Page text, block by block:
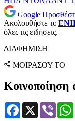
Google
Ακολουθήστε το
όλες τις ειδήσεις.
ΔΙΑΦΗΜΙΣΗ
ΜΟΙΡΑΣΟΥ ΤΟ
Κοινοποίηση
Facebook
X Viber